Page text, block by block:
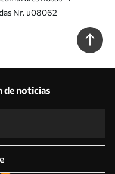
Nr. u08062
de noticias